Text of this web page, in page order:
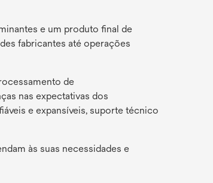
e um produto final de
fabricantes até operações
de
nas expectativas dos
e expansíveis, suporte técnico
às suas necessidades e